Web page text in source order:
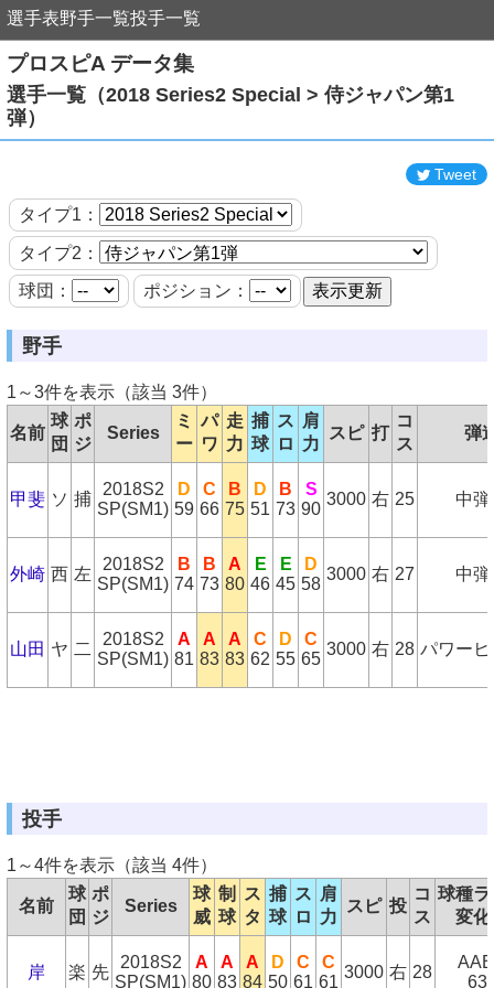
選手表野手一覧投手一覧
プロスピA データ集
選手一覧（2018 Series2 Special > 侍ジャパン第1
弾）
Tweet
タイプ1：
タイプ2：
球団：
ポジション：
野手
1～3件を表示（該当 3件）
名前
球
団
ポ
ジ
Series
ミ
ー
パ
ワ
走
力
捕
球
ス
ロ
肩
力
スピ 打
コ
ス
弾
甲斐 ソ 捕
2018S2
SP(SM1)
D
59
C
66
B
75
D
51
B
73
S
90
3000 右 25 中
外崎 西 左
2018S2
SP(SM1)
B
74
B
73
A
80
E
46
E
45
D
58
3000 右 27 中
山田 ヤ 二
2018S2
SP(SM1)
A
81
A
83
A
83
C
62
D
55
C
65
3000 右 28 パワー
投手
1～4件を表示（該当 4件）
名前
球
団
ポ
ジ
Series
球
威
制
球
ス
タ
捕
球
ス
ロ
肩
力
スピ 投
コ
ス
球種
変化
岸 楽 先
2018S2
SP(SM1)
A
80
A
83
A
84
D
50
C
61
C
61
3000 右 28